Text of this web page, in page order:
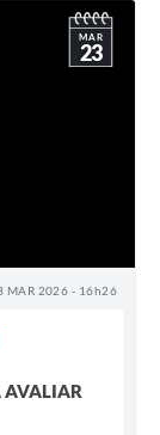
MAR 2026 - 16h26
MAR
23
AVALIAR